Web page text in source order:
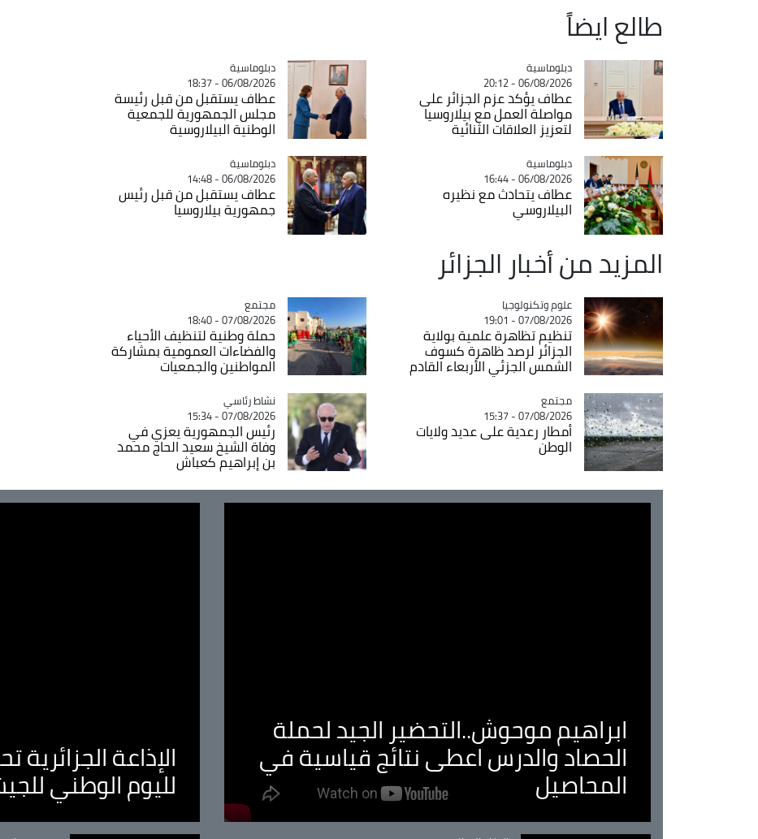
طالع ايضاً
Catégorie
دبلوماسية
06/08/2026 - 20:12
عطاف يؤكد عزم الجزائر على
مواصلة العمل مع بيلاروسيا
لتعزيز العلاقات الثنائية
Catégorie
دبلوماسية
06/08/2026 - 18:37
عطاف يستقبل من قبل رئيسة
مجلس الجمهورية للجمعية
الوطنية البيلاروسية
Catégorie
دبلوماسية
06/08/2026 - 16:44
عطاف يتحادث مع نظيره
البيلاروسي
Catégorie
دبلوماسية
06/08/2026 - 14:48
عطاف يستقبل من قبل رئيس
جمهورية بيلاروسيا
المزيد من أخبار الجزائر
Catégorie
علوم وتكنولوجيا
07/08/2026 - 19:01
تنظيم تظاهرة علمية بولاية
الجزائر لرصد ظاهرة كسوف
الشمس الجزئي الأربعاء القادم
Catégorie
مجتمع
07/08/2026 - 18:40
حملة وطنية لتنظيف الأحياء
والفضاءات العمومية بمشاركة
المواطنين والجمعيات
Catégorie
مجتمع
07/08/2026 - 15:37
أمطار رعدية على عديد ولايات
الوطن
Catégorie
نشاط رئاسي
07/08/2026 - 15:34
رئيس الجمهورية يعزي في
وفاة الشيخ سعيد الحاج محمد
بن إبراهيم كعباش
ابراهيم موحوش..التحضير الجيد لحملة
الحصاد والدرس اعطى نتائج قياسية في
المحاصيل
الإذاعة
لليوم الوطني